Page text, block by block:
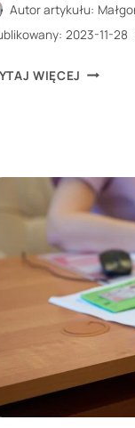
Autor artykułu:
2023-11-28
WIĘCEJ
RYNKU
PRACY